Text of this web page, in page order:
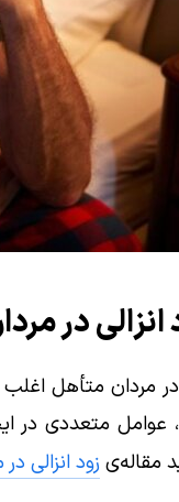
انزالی در
در مردان متأهل
متعددی در
مقاله‌ی زود انزالی